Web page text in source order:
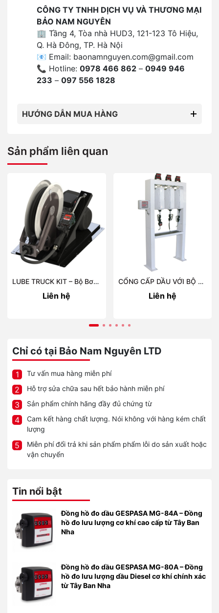
CÔNG TY TNHH DỊCH VỤ VÀ THƯƠNG MẠI
BẢO NAM NGUYÊN
🏢 Tầng 4, Tòa nhà HUD3, 121-123 Tô Hiệu,
Q. Hà Đông, TP. Hà Nội
📧 Email: baonamnguyen.com@gmail.com
📞 Hotline: 0978 466 862 – 0949 946
233 – 097 556 1828
HƯỚNG DẪN MUA HÀNG
Sản phẩm liên quan
LUBE TRUCK KIT – Bộ Bơm Dầu Nhớt Di Động 12V / 24V Cho Xe Tải, Xe Bán Tải
Liên hệ
CỔNG CẤP DẦU VỚI BỘ CUỘN DÂY PORTICO
Liên hệ
Chỉ có tại Bảo Nam Nguyên LTD
1 Tư vấn mua hàng miễn phí
2 Hỗ trợ sửa chữa sau hết bảo hành miễn phí
3 Sản phẩm chính hãng đầy đủ chứng từ
4
Cam kết hàng chất lượng. Nói không với hàng kém chất
lượng
5
Miễn phí đổi trả khi sản phẩm phẩm lỗi do sản xuất hoặc
vận chuyển
Tin nổi bật
Đồng hồ đo dầu GESPASA MG-84A – Đồng
hồ đo lưu lượng cơ khí cao cấp từ Tây Ban
Nha
Đồng hồ đo dầu GESPASA MG-80A – Đồng
hồ đo lưu lượng dầu Diesel cơ khí chính xác
từ Tây Ban Nha